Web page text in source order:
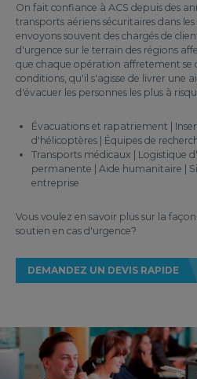
On fait confiance à ACS depuis des
transports aériens sécuritaires dans
envoyons souvent des chargés de
d'urgence sur le terrain des régions
que chaque opération affretement se
conditions, qu'il s'agisse de livrer une
d'évacuer les personnes les plus à
Évacuations et rapatriement |
d'hélicoptères | Équipes de
Transports médicaux | Logistique
permanente | Aide humanitaire |
entreprise
Vous voulez en savoir plus sur la
soutien en cas d'urgence?
DEMANDEZ UN DEVIS RAPIDE